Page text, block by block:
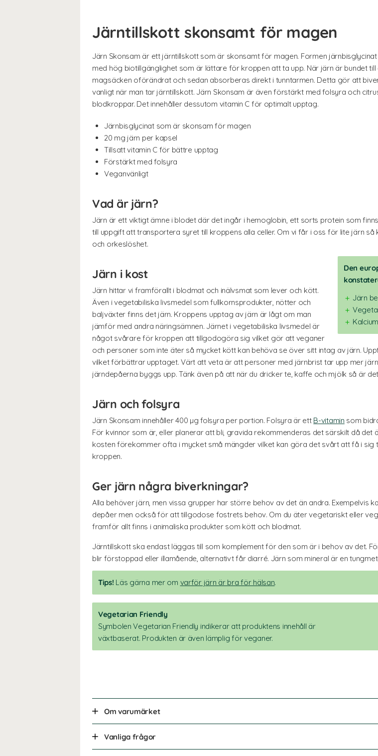
Järntillskott skonsamt för magen
Järn Skonsam är ett järntillskott som är skonsamt för magen. Formen
med hög biotillgänglighet som är lättare för kroppen att ta upp. När järn är bundet
magsäcken oförändrat och sedan absorberas direkt i tunntarmen. Detta gör att
vanligt när man tar järntillskott. Järn Skonsam är även förstärkt med folsyra och
blodkroppar. Det innehåller dessutom vitamin C för optimalt upptag.
Järnbisglycinat som är skonsam för magen
20 mg järn per kapsel
Tillsatt vitamin C för bättre upptag
Förstärkt med folsyra
Veganvänligt
Vad är järn?
Järn är ett viktigt ämne i blodet där det ingår i hemoglobin, ett sorts protein som
till uppgift att transportera syret till kroppens alla celler. Om vi får i oss för lite järn
och orkeslöshet.
Den
Järn
Järn i kost
Järn hittar vi framförallt i blodmat och inälvsmat som lever och kött.
Även i vegetabiliska livsmedel som fullkornsprodukter, nötter och
baljväxter finns det järn. Kroppens upptag av järn är lågt om man
jämför med andra näringsämnen. Järnet i vegetabiliska livsmedel är
något svårare för kroppen att tillgodogöra sig vilket gör att veganer
och personer som inte äter så mycket kött kan behöva se över sitt intag av järn.
vilket förbättrar upptaget. Värt att veta är att personer med järnbrist tar upp mer
järndepåerna byggs upp. Tänk även på att när du dricker te, kaffe och mjölk så är
Järn och folsyra
Järn Skonsam innehåller 400 µg folsyra per portion. Folsyra är ett B-vitamin som
För kvinnor som är, eller planerar att bli, gravida rekommenderas det särskilt då
kosten förekommer ofta i mycket små mängder vilket kan göra det svårt att få i sig
kroppen.
Ger järn några biverkningar?
Alla behöver järn, men vissa grupper har större behov av det än andra. Exempelvis
depåer men också för att tillgodose fostrets behov. Om du äter vegetariskt eller
framför allt finns i animaliska produkter som kött och blodmat.
Järntillskott ska endast läggas till som komplement för den som är i behov av det.
blir förstoppad eller illamående, alternativt får diarré. Järn som mineral är en
Tips! Läs gärna mer om varför järn är bra för hälsan.
Vegetarian Friendly
Symbolen Vegetarian Friendly indikerar att produktens innehåll är
växtbaserat. Produkten är även lämplig för veganer.
Om varumärket
Vanliga frågor